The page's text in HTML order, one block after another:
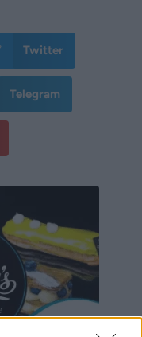
Twitter
Telegram